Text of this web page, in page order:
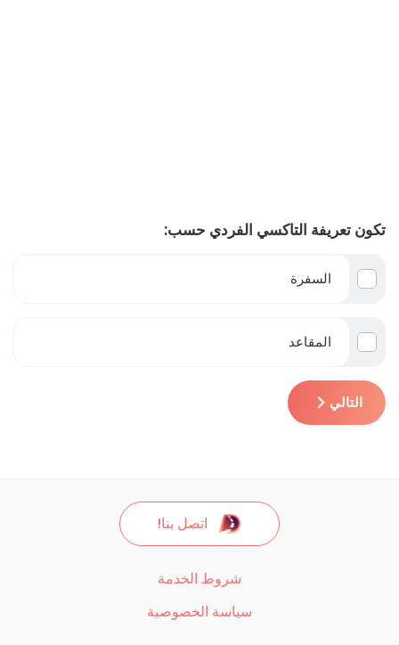
تكون تعريفة التاكسي الفردي حسب:
السفرة
المقاعد
التالي
اتصل بنا!
شروط الخدمة
سياسة الخصوصية